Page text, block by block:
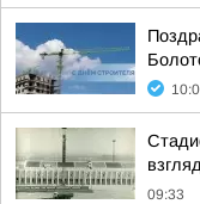
09:33